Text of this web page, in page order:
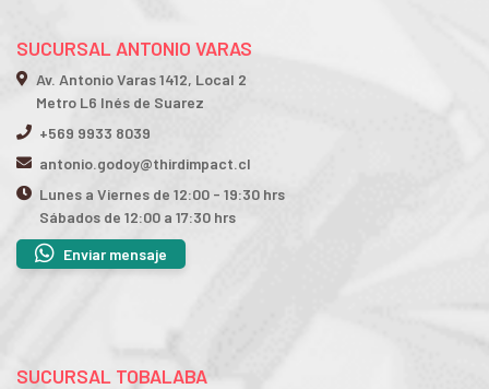
SUCURSAL ANTONIO VARAS
Av. Antonio Varas 1412, Local 2
Metro L6 Inés de Suarez
+569 9933 8039
antonio.godoy@thirdimpact.cl
Lunes a Viernes de 12:00 - 19:30 hrs
Sábados de 12:00 a 17:30 hrs
Enviar mensaje
SUCURSAL TOBALABA